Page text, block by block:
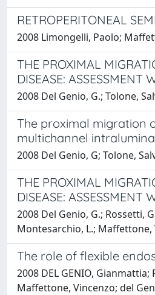
RETROPERITONEAL
2008 Limongelli, Paolo;
THE PROXIMAL
DISEASE:
2008 Del Genio, G.; Tolone,
The proximal migration
multichannel
2008 Del Genio, G; Tolone,
THE PROXIMAL
DISEASE:
2008 Del Genio, G.; Rossetti,
Montesarchio, L.; Maffettone,
The role of flexible
2008 DEL GENIO,
Maffettone, Vincenzo; del